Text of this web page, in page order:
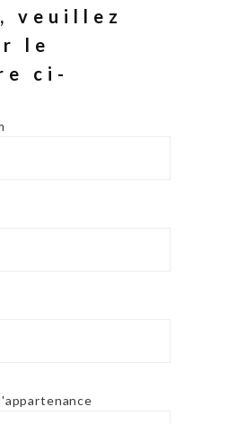
veuillez
le
ci-